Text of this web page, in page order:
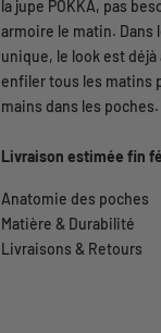
la jupe POKKA, pas
armoire le matin.
unique, le look est déjà
enfiler tous les matins
mains dans les poches.
Livraison estimée fin
Anatomie des poches
Matière & Durabilité
Livraisons & Retours